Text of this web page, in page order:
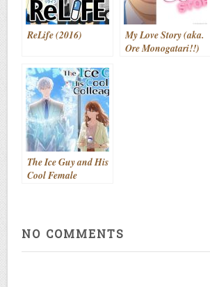
ReLife (2016)
My Love Story (aka.
Ore Monogatari!!)
The Ice Guy and His
Cool Female
Douryou Joshi)
(2023)
NO COMMENTS